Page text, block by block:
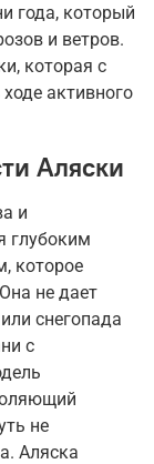
года, который
и ветров.
которая с
активного
Аляски
и
глубоким
которое
не дает
снегопада
с
не
Аляска